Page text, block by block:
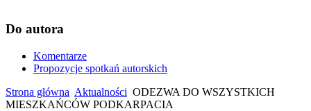
Do autora
Komentarze
Propozycje spotkań autorskich
Strona główna Aktualności ODEZWA DO WSZYSTKICH
MIESZKAŃCÓW PODKARPACIA